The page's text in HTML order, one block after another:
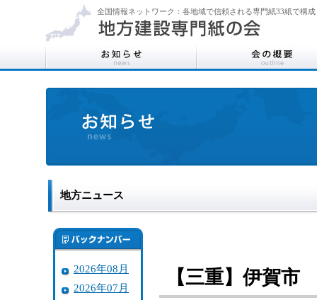
全国情報ネットワーク：各地域で信頼される専門紙33紙で構成
地方ニュース
2026年08月
2026年07月
【三重】伊賀